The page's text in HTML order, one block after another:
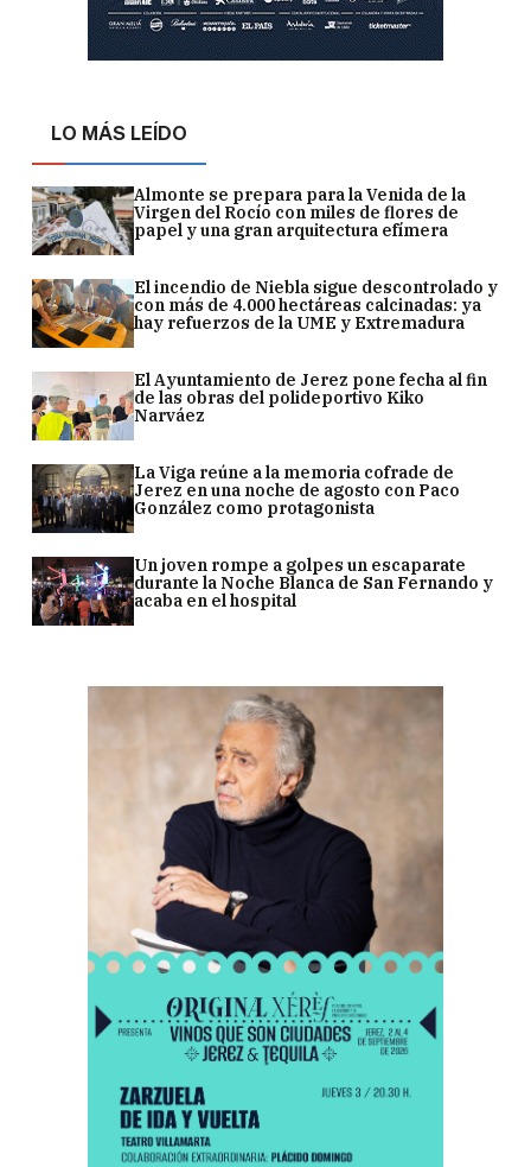
LO MÁS LEÍDO
Almonte se prepara para la Venida de la
Virgen del Rocío con miles de flores de
papel y una gran arquitectura efímera
El incendio de Niebla sigue descontrolado y
con más de 4.000 hectáreas calcinadas: ya
hay refuerzos de la UME y Extremadura
El Ayuntamiento de Jerez pone fecha al fin
de las obras del polideportivo Kiko
Narváez
La Viga reúne a la memoria cofrade de
Jerez en una noche de agosto con Paco
González como protagonista
Un joven rompe a golpes un escaparate
durante la Noche Blanca de San Fernando y
acaba en el hospital